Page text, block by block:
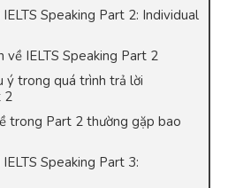
Speaking Part 2: Individual
về IELTS Speaking Part 2
ý trong quá trình trả lời
2
trong Part 2 thường gặp bao
Speaking Part 3: